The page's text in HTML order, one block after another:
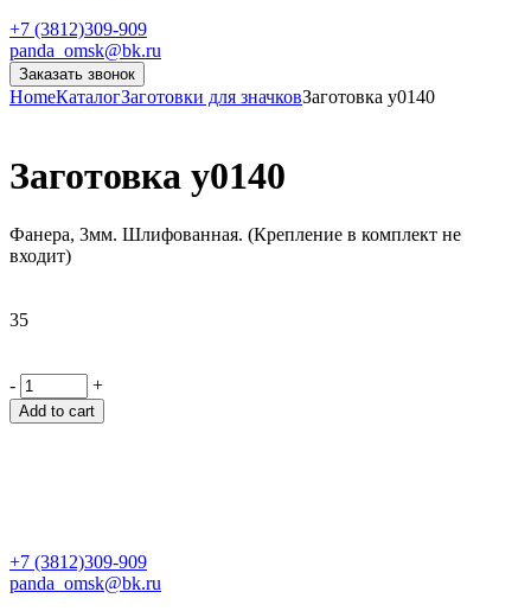
+7 (3812)309-909
panda_omsk@bk.ru
Заказать звонок
HomeКаталогЗаготовки для значковЗаготовка y0140
Заготовка y0140
Фанера, 3мм. Шлифованная. (Крепление в комплект не
входит)
35
- +
Add to cart
+7 (3812)309-909
panda_omsk@bk.ru